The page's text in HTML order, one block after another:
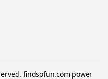
findsofun.com power